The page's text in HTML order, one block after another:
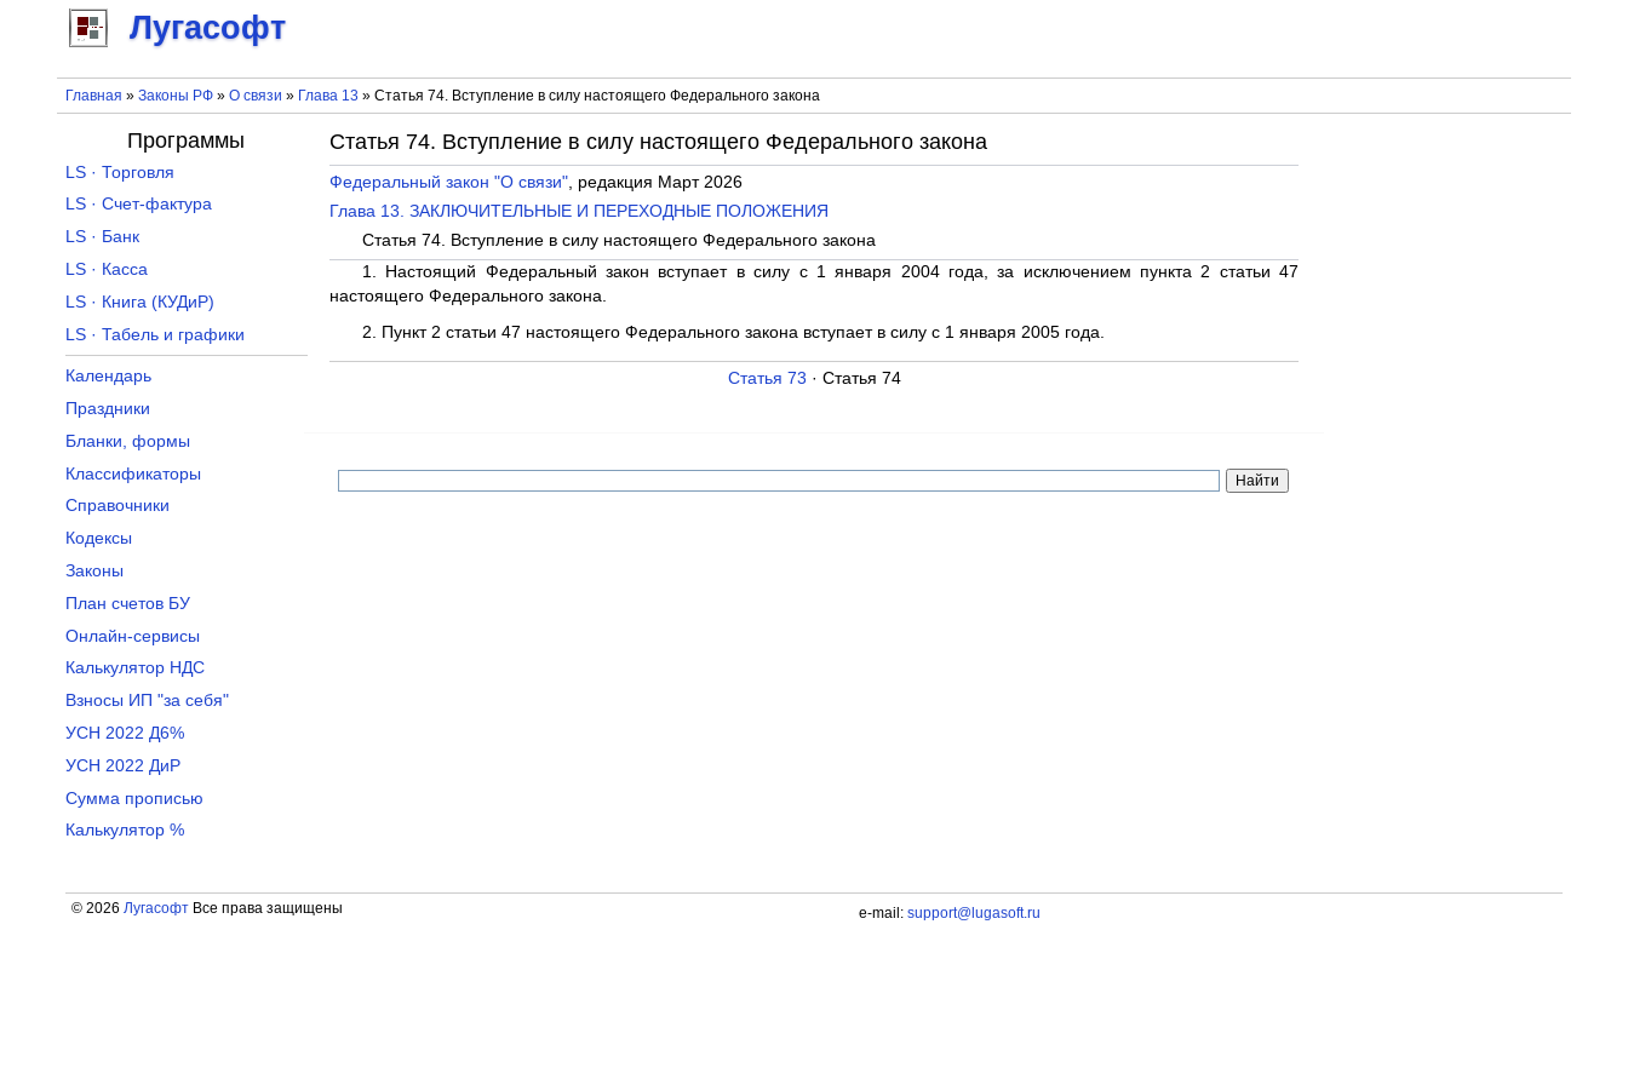
Лугасофт
Главная » Законы РФ» О связи » Глава 13 » Статья 74. Вступление в силу настоящего Федерального закона
Статья 74. Вступление в силу настоящего Федерального закона
Федеральный закон "О связи", редакция Март 2026
Глава 13. ЗАКЛЮЧИТЕЛЬНЫЕ И ПЕРЕХОДНЫЕ ПОЛОЖЕНИЯ
Статья 74. Вступление в силу настоящего Федерального закона
1. Настоящий Федеральный закон вступает в силу с 1 января 2004 года, за исключением пункта 2 статьи 47
настоящего Федерального закона.
2. Пункт 2 статьи 47 настоящего Федерального закона вступает в силу с 1 января 2005 года.
Статья 73 · Статья 74
Программы
LS · Торговля
LS · Счет-фактура
LS · Банк
LS · Касса
LS · Книга (КУДиР)
LS · Табель и графики
Календарь
Праздники
Бланки, формы
Классификаторы
Справочники
Кодексы
Законы
План счетов БУ
Онлайн-сервисы
Калькулятор НДС
Взносы ИП "за себя"
УСН 2022 Д6%
УСН 2022 ДиР
Сумма прописью
Калькулятор %
© 2026 ЛугасофтВсе права защищены e-mail: support@lugasoft.ru